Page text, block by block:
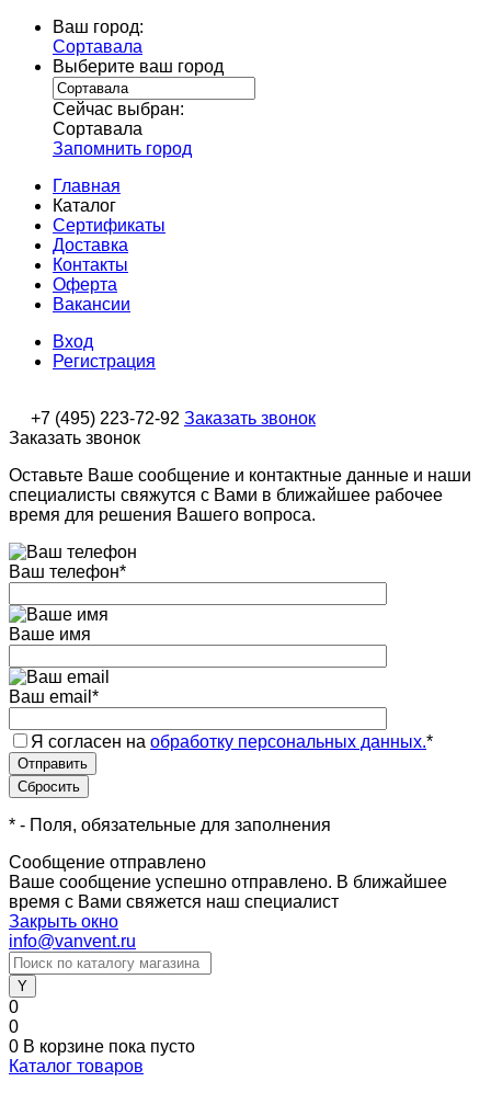
Ваш город:
Сортавала
Выберите ваш город
Сейчас выбран:
Сортавала
Запомнить город
Главная
Каталог
Сертификаты
Доставка
Контакты
Оферта
Вакансии
Вход
Регистрация
+7 (495) 223-72-92 Заказать звонок
Заказать звонок
Оставьте Ваше сообщение и контактные данные и наши
специалисты свяжутся с Вами в ближайшее рабочее
время для решения Вашего вопроса.
Ваш телефон*
Ваше имя
Ваш email *
Я согласен на обработку персональных данных.*
* - Поля, обязательные для заполнения
Сообщение отправлено
Ваше сообщение успешно отправлено. В ближайшее
время с Вами свяжется наш специалист
Закрыть окно
info@vanvent.ru
0
0
0 В корзине пока пусто
Каталог товаров